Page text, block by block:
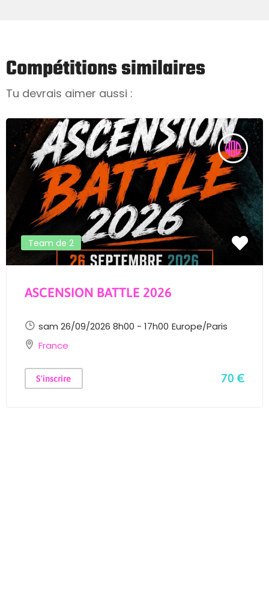
Compétitions similaires
Tu devrais aimer aussi :
Team de 2
ASCENSION BATTLE 2026
sam 26/09/2026 8h00 - 17h00 Europe/Paris
France
S'inscrire 70 €